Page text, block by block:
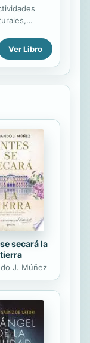
que
que mejor
literario de
Habana se
obsesión,
...
introducir
del
para
teniendo en
más
cada
valores,
permitan
Ver Libro
secará la
tierra
J. Múñez